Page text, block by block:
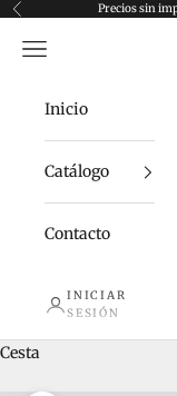
Ir al contenido
Anterior Precios sin
Menú
Inicio
Catálogo
Contacto
INICIAR
SESIÓN
Cesta